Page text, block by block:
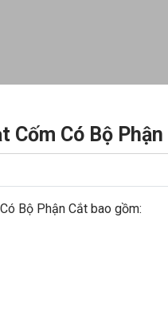
Cốm Có Bộ
Bộ Phận Cắt bao gồm: